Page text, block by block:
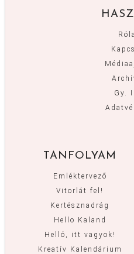
Gy.
TANFOLYAM
Emléktervező
Vitorlát fel!
Kertésznadrág
Hello Kaland
Helló, itt vagyok!
Kreatív Kalendárium